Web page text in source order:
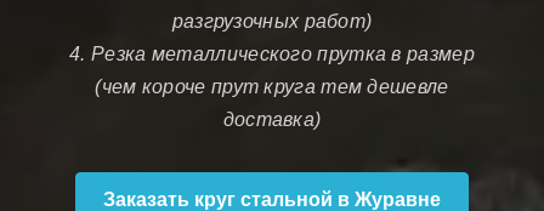
разгрузочных работ)
4. Резка металлического прутка в размер
(чем короче прут круга тем дешевле
доставка)
Заказать круг стальной в Журавне